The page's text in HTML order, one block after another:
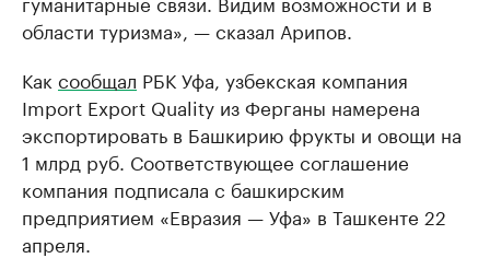
области туризма», — сказал Арипов.
Как сообщал РБК Уфа, узбекская компания
Import Export Quality из Ферганы намерена
экспортировать в Башкирию фрукты и овощи на
1 млрд руб. Соответствующее соглашение
компания подписала с башкирским
предприятием «Евразия — Уфа» в Ташкенте 22
апреля.